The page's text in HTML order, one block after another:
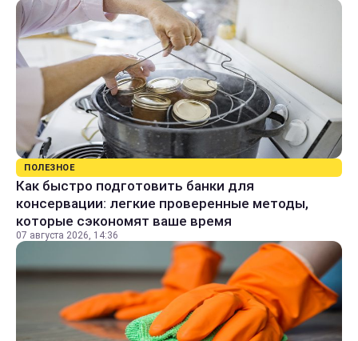
ПОЛЕЗНОЕ
Как быстро подготовить банки для
консервации: легкие проверенные методы,
которые сэкономят ваше время
07 августа 2026, 14:36